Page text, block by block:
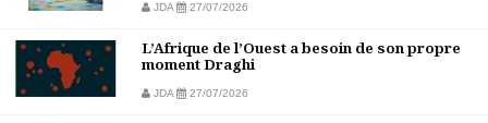
JDA 27/07/2026
L’Afrique de l’Ouest a besoin de son propre
moment Draghi
JDA 27/07/2026